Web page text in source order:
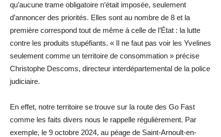
qu’aucune trame obligatoire n’était imposée, seulement
d’annoncer des priorités. Elles sont au nombre de 8 et la
première correspond tout de même à celle de l’État : la lutte
contre les produits stupéfiants. « Il ne faut pas voir les Yvelines
seulement comme un territoire de consommation » précise
Christophe Descoms, directeur interdépartemental de la police
judiciaire.
En effet, notre territoire se trouve sur la route des Go Fast
comme les faits divers nous le rappelle régulièrement. Par
exemple, le 9 octobre 2024, au péage de Saint-Arnoult-en-